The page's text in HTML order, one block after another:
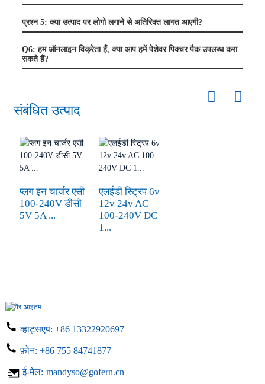
प्रश्न 5: क्या उत्पाद पर लोगो लगाने से अतिरिक्त लागत आएगी?
Q6: हम ऑनलाइन विक्रेता हैं, क्या आप हमें पेशेवर पिक्चर पैक उपलब्ध करा
सकते हैं?
संबंधित उत्पाद
प्लग इन चार्जर एसी
100-240V डीसी
5V 5A ...
एलईडी स्ट्रिप 6v
12v 24v AC
100-240V DC
1...
व्हाट्सएप: +86 13322920697
फ़ोन: +86 755 84741877
ई-मेल: mandyso@gofern.cn